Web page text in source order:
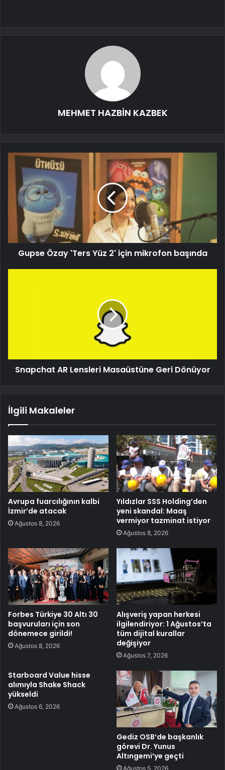
MEHMET HAZBİN KAZBEK
Gupse Özay 'Ters Yüz 2' için mikrofon başında
Snapchat AR Lensleri Masaüstüne Geri Dönüyor
İlgili Makaleler
Avrupa fuarcılığının kalbi
İzmir’de atacak
Ağustos 8, 2026
Yıldızlar SSS Holding’den
yeni skandal: Maaş
vermiyor tazminat istiyor
Ağustos 8, 2026
Forbes Türkiye 30 Altı 30
başvuruları için son
dönemece girildi!
Ağustos 8, 2026
Alışveriş yapan herkesi
ilgilendiriyor: 1 Ağustos’ta
tüm dijital kurallar
değişiyor
Ağustos 7, 2026
Starboard Value hisse
alımıyla Shake Shack
yükseldi
Ağustos 6, 2026
Gediz OSB’de başkanlık
görevi Dr. Yunus
Altıngemi’ye geçti
Ağustos 5, 2026